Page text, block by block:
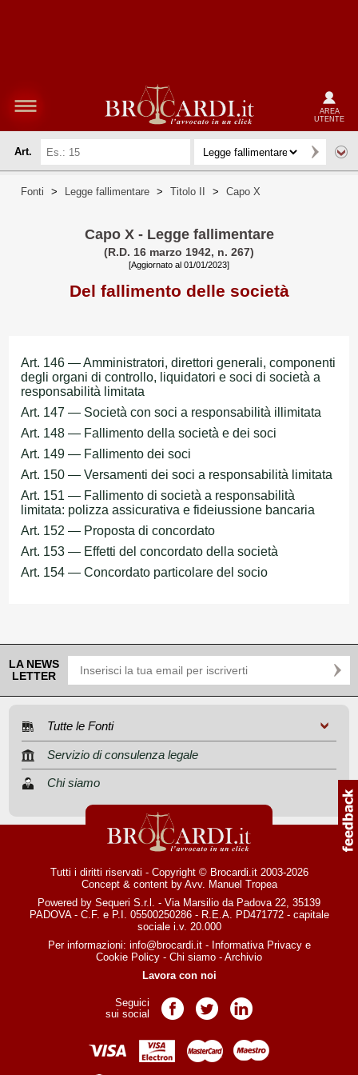
AREA
UTENTE
Art.
Fonti > Legge fallimentare > Titolo II > Capo X
Capo X - Legge fallimentare
(R.D. 16 marzo 1942, n. 267)
[Aggiornato al 01/01/2023]
Del fallimento delle società
Art. 146 — Amministratori, direttori generali, componenti
degli organi di controllo, liquidatori e soci di società a
responsabilità limitata
Art. 147 — Società con soci a responsabilità illimitata
Art. 148 — Fallimento della società e dei soci
Art. 149 — Fallimento dei soci
Art. 150 — Versamenti dei soci a responsabilità limitata
Art. 151 — Fallimento di società a responsabilità
limitata: polizza assicurativa e fideiussione bancaria
Art. 152 — Proposta di concordato
Art. 153 — Effetti del concordato della società
Art. 154 — Concordato particolare del socio
LA NEWS
LETTER
Tutte le Fonti
Servizio di consulenza legale
Chi siamo
Tutti i diritti riservati - Copyright © Brocardi.it 2003-2026
Concept & content by Avv. Manuel Tropea
Powered by Sequeri S.r.l. - Via Marsilio da Padova 22, 35139
PADOVA - C.F. e P.I. 05500250286 - R.E.A. PD471772 - capitale
sociale i.v. 20.000
Per informazioni: info@brocardi.it- Informativa Privacye
Cookie Policy - Chi siamo - Archivio
Lavora con noi
Seguici
sui social
Pagina Facebook
Pagina TwitterPagina LinkedIn